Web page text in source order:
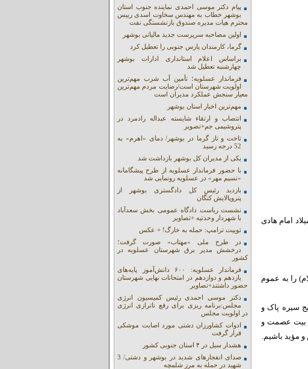
امام هادی
را به عموم
سیره پاک و
بیت عصمت و
مؤید باشیم.
پیام دکتر موسی احمدی نماینده جنوب استان
بوشهر خطاب به مهندس سخاوت اسدی رییس
محترم هیات مدیره صندوق بازنشستگی نفت
اولین مصاحبه سرپرست جدید مالیاتی بوشهر
گرما، کارمندان پارس جنوبی را تعطیل کرد
براساس اعلام استانداری ادارات بوشهر
چهارشنبه تعطیل شد
فرماندار عسلویه؛ تأمین آب شرب مهم‌ترین
اولویت شهرستان است/رضایت مردم مهم‌ترین
معیار سنجش عملکرد مدیران است
مهم‌ترین اخبار استان بوشهر
انتصاب و ارتقاء شایسته عبداله رادمرد در
پتروشیمی جم+تصویر
تاخت و تاز گرما در بوشهر/ دمای «اهرم» به
52 درجه رسید
یکی از مدیران کل بوشهر بازداشت شد
با حضور فرماندار عسلویه از طرح پیشگامانه
«نسیم مهر» در عسلویه رونمایی شد
بازدید رئیس کل دادگستری بوشهر از
پتروپالایش کنگان
نشست ریاست دادگاه عمومی بخش سعدآباد
با شهردار وحدتیه +تصاویر
توییت ترامپ: حمله به خارگ! + عکس
در طرح ملی «مهتاب» صورت گرفت؛
درخشش مدیر برق شهرستان عسلویه در
کشور
فرماندار عسلویه: ۶۰۰ دانش‌آموز پایه‌های
یازدهم و دوازدهم در امتحانات نهایی شهرستان
حضور داشتند+تصاویر
دکتر موسی احمدی رئیس کمیسیون انرژی
مجلس:برنامه ریزی برای رفع ناترازی انرژی
در اولویت مجلس
ادوات کشاورزان دشتی مورد اصابت موشکی
قرار گرفت
هشدار سیل در ۴ استان جنوبی کشور
صدای انفجارهای شدید در بوشهر و دشتی/ 3
شهید در حمله به مرز شلمچه